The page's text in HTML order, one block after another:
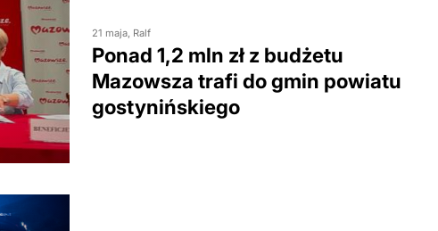
21 maja, Ralf
Ponad 1,2 mln zł z budżetu
Mazowsza trafi do gmin powiatu
gostynińskiego